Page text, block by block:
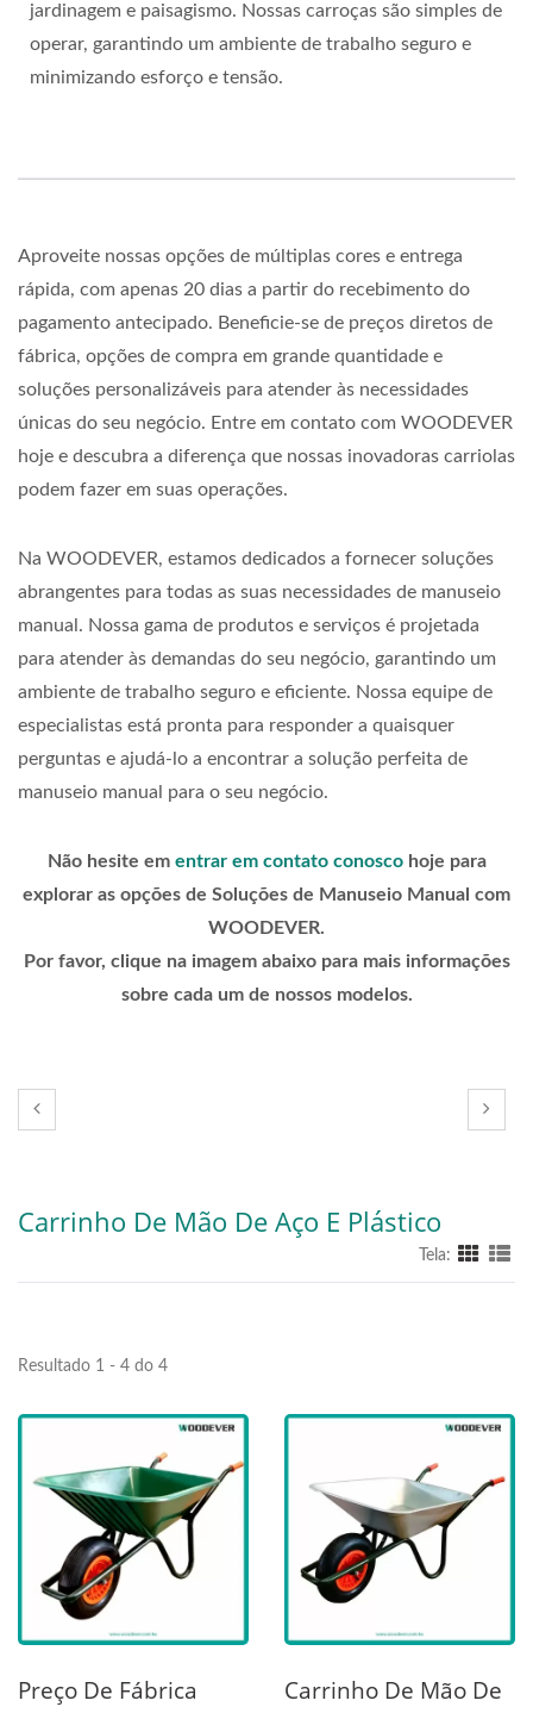
jardinagem e paisagismo. Nossas carroças são simples de
operar, garantindo um ambiente de trabalho seguro e
minimizando esforço e tensão.
Aproveite nossas opções de múltiplas cores e entrega
rápida, com apenas 20 dias a partir do recebimento do
pagamento antecipado. Beneficie-se de preços diretos de
fábrica, opções de compra em grande quantidade e
soluções personalizáveis para atender às necessidades
únicas do seu negócio. Entre em contato com WOODEVER
hoje e descubra a diferença que nossas inovadoras carriolas
podem fazer em suas operações.
Na WOODEVER, estamos dedicados a fornecer soluções
abrangentes para todas as suas necessidades de manuseio
manual. Nossa gama de produtos e serviços é projetada
para atender às demandas do seu negócio, garantindo um
ambiente de trabalho seguro e eficiente. Nossa equipe de
especialistas está pronta para responder a quaisquer
perguntas e ajudá-lo a encontrar a solução perfeita de
manuseio manual para o seu negócio.
Não hesite em entrar em contato conoscohoje para
explorar as opções de Soluções de Manuseio Manual com
WOODEVER.
Por favor, clique na imagem abaixo para mais informações
sobre cada um de nossos modelos.
Carrinho De Mão De Aço E Plástico
Tela:
Resultado 1 - 4 do 4
Preço De Fábrica
Carrinho De Mão De